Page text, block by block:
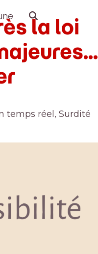
la loi
temps réel , Surdité